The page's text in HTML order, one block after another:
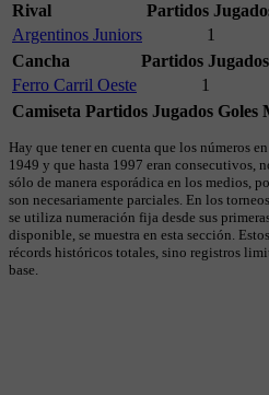
Rival
Partidos
Argentinos Juniors
1
Cancha
Partidos Jugados
Ferro Carril Oeste
1
Camiseta Partidos Jugados Goles
Hay que tener en cuenta que los números
1949 y que hasta 1997 eran consecutivos,
sólo de manera esporádica en los medios,
son necesariamente parciales. En los
se utiliza numeración fija desde sus
disponible, se muestra en esta sección.
récords históricos totales, sino registros
base.